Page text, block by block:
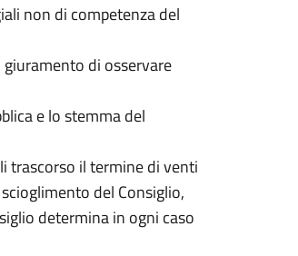
non di competenza del
di osservare
e lo stemma del
trascorso il termine di venti
del Consiglio,
determina in ogni caso